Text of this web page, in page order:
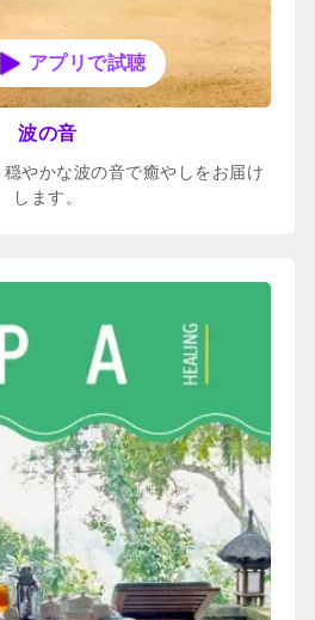
アプリで試聴
波の音
やかな波の音で癒やしをお届け
します。